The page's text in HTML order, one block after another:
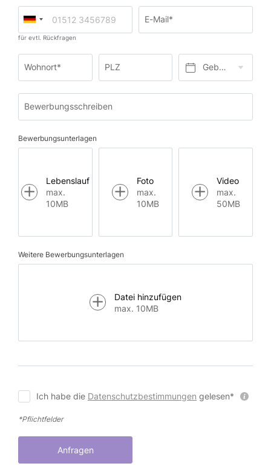
für evtl. Rückfragen
E-Mail*
Wohnort* PLZ Geburtsdatum*
Bewerbungsschreiben
Bewerbungsunterlagen
Lebenslauf
max.
10MB
Foto
max.
10MB
Video
max.
50MB
Weitere Bewerbungsunterlagen
Datei hinzufügen
max. 10MB
Ich habe die Datenschutzbestimmungen gelesen*
*Pflichtfelder
Anfragen